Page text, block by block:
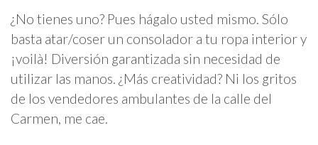
¿No tienes uno? Pues hágalo usted mismo. Sólo
basta atar/coser un consolador a tu ropa interior y
¡voilà! Diversión garantizada sin necesidad de
utilizar las manos. ¿Más creatividad? Ni los gritos
de los vendedores ambulantes de la calle del
Carmen, me cae.